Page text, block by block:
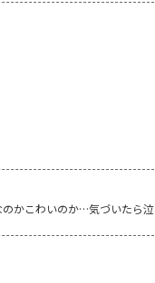
のかこわいのか…気づいたら泣